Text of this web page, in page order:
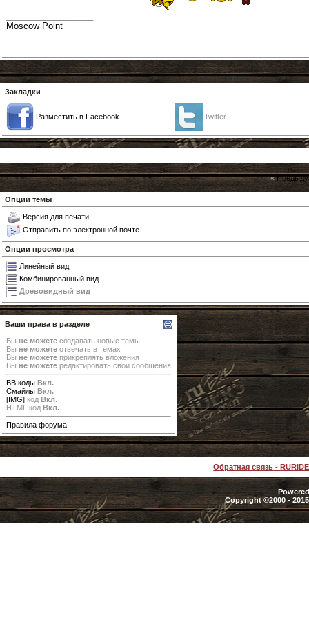
Moscow Point
Закладки
Разместить в Facebook Twitter
«
Опции темы
Версия для печати
Отправить по электронной почте
Опции просмотра
Линейный вид
Комбинированный вид
Древовидный вид
Ваши права в разделе
Вы не можете создавать новые темы
Вы не можете отвечать в темах
Вы не можете прикреплять вложения
Вы не можете редактировать свои сообщения
BB коды Вкл.
Смайлы Вкл.
[IMG] код Вкл.
HTML код Вкл.
Правила форума
Обратная связь -
Copyright ©2000 -